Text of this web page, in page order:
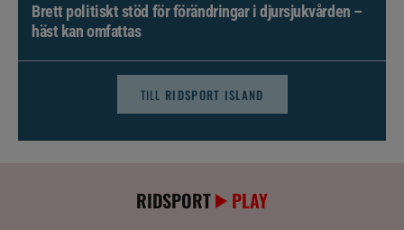
Brett politiskt stöd för förändringar i djursjukvården –
häst kan omfattas
TILL RIDSPORT ISLAND
RIDSPORT PLAY